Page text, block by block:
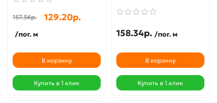
157.56р. 129.20р.
/пог. м
В корзину
Купить в 1 клик
158.34р. /пог. м
В корзину
Купить в 1 клик